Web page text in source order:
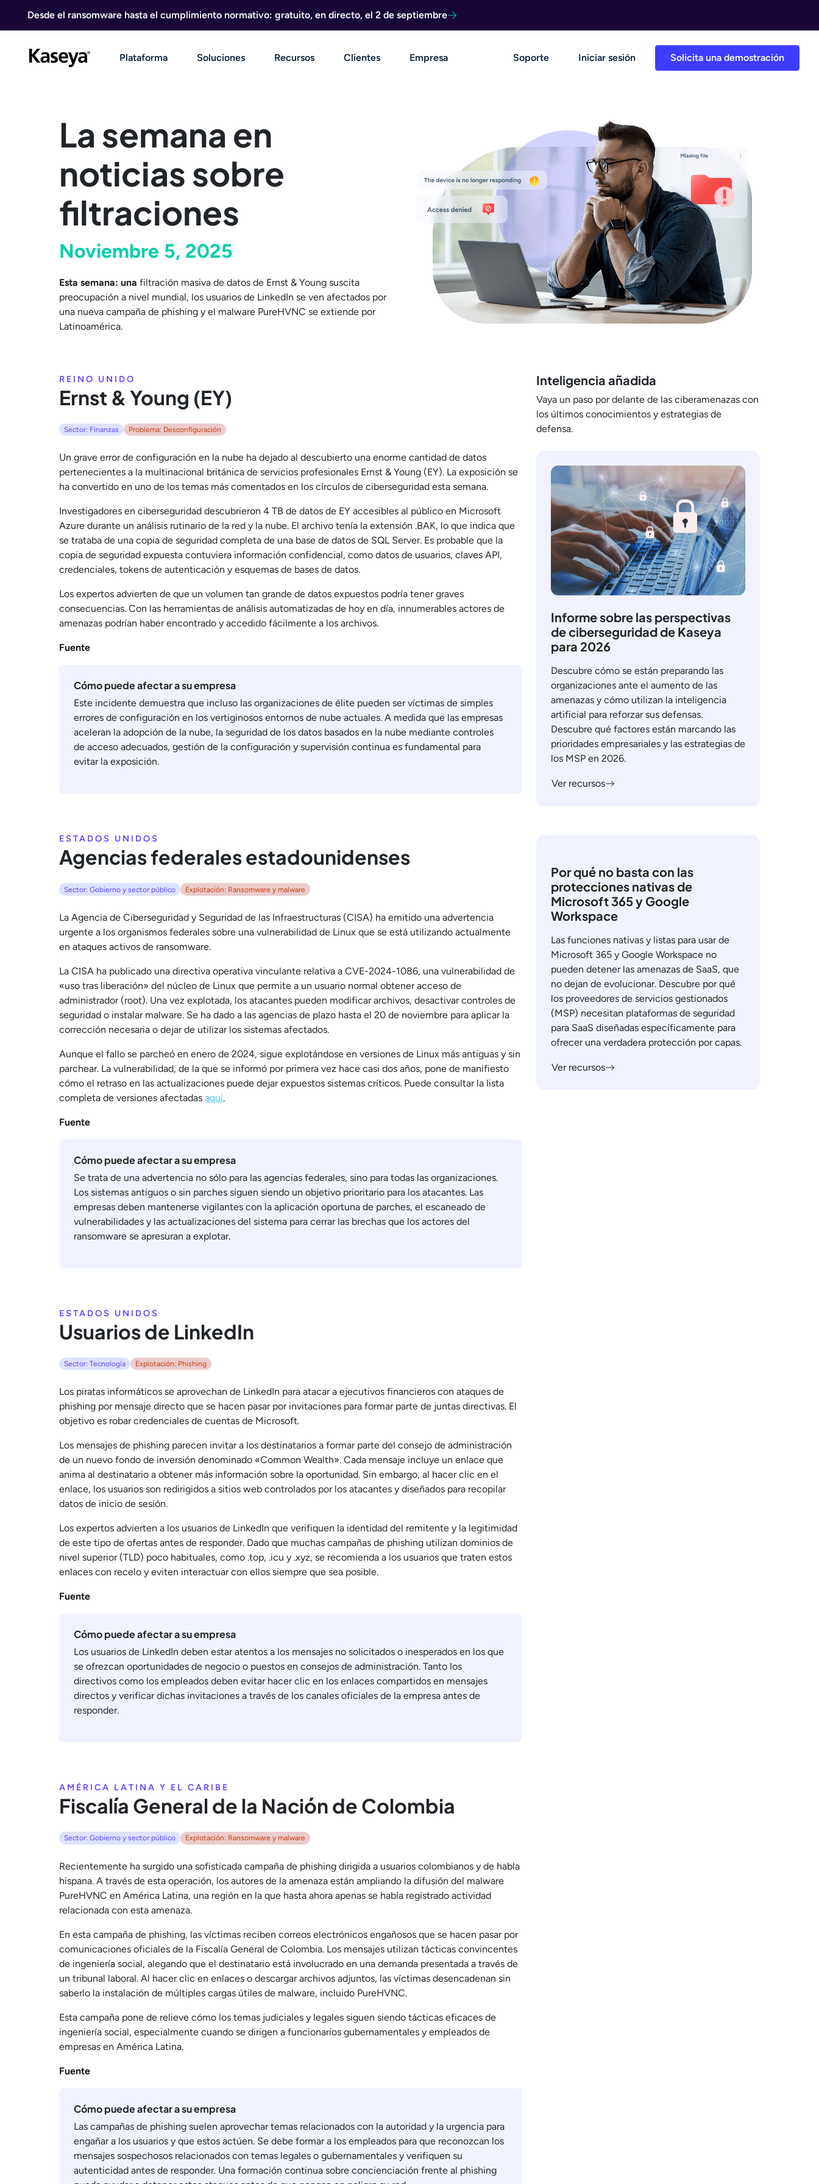
Desde el ransomware hasta el cumplimiento normativo: gratuito, en directo, el 2 de septiembre
Solicita una demostración
Plataforma Soluciones Recursos Clientes Empresa Soporte Iniciar sesión
La semana en
noticias sobre
filtraciones
Noviembre 5, 2025
Esta semana: unafiltración masiva de datos de Ernst & Young suscita
preocupación a nivel mundial, los usuarios de LinkedIn se ven afectados por
una nueva campaña de phishing y el malware PureHVNC se extiende por
Latinoamérica.
REINO UNIDO
Ernst & Young (EY)
Sector: Finanzas Problema: Desconfiguración
Un grave error de configuración en la nube ha dejado al descubierto una enorme cantidad de datos
pertenecientes a la multinacional británica de servicios profesionales Ernst & Young (EY). La exposición se
ha convertido en uno de los temas más comentados en los círculos de ciberseguridad esta semana.
Investigadores en ciberseguridad descubrieron 4 TB de datos de EY accesibles al público en Microsoft
Azure durante un análisis rutinario de la red y la nube. El archivo tenía la extensión .BAK, lo que indica que
se trataba de una copia de seguridad completa de una base de datos de SQL Server. Es probable que la
copia de seguridad expuesta contuviera información confidencial, como datos de usuarios, claves API,
credenciales, tokens de autenticación y esquemas de bases de datos.
Los expertos advierten de que un volumen tan grande de datos expuestos podría tener graves
consecuencias. Con las herramientas de análisis automatizadas de hoy en día, innumerables actores de
amenazas podrían haber encontrado y accedido fácilmente a los archivos.
Fuente
Cómo puede afectar a su empresa
Este incidente demuestra que incluso las organizaciones de élite pueden ser víctimas de simples
errores de configuración en los vertiginosos entornos de nube actuales. A medida que las empresas
aceleran la adopción de la nube, la seguridad de los datos basados en la nube mediante controles
de acceso adecuados, gestión de la configuración y supervisión continua es fundamental para
evitar la exposición.
ESTADOS UNIDOS
Agencias federales estadounidenses
Sector: Gobierno y sector público Explotación: Ransomware y malware
La Agencia de Ciberseguridad y Seguridad de las Infraestructuras (CISA) ha emitido una advertencia
urgente a los organismos federales sobre una vulnerabilidad de Linux que se está utilizando actualmente
en ataques activos de ransomware.
La CISA ha publicado una directiva operativa vinculante relativa a CVE-2024-1086, una vulnerabilidad de
«uso tras liberación» del núcleo de Linux que permite a un usuario normal obtener acceso de
administrador (root). Una vez explotada, los atacantes pueden modificar archivos, desactivar controles de
seguridad o instalar malware. Se ha dado a las agencias de plazo hasta el 20 de noviembre para aplicar la
corrección necesaria o dejar de utilizar los sistemas afectados.
Aunque el fallo se parcheó en enero de 2024, sigue explotándose en versiones de Linux más antiguas y sin
parchear. La vulnerabilidad, de la que se informó por primera vez hace casi dos años, pone de manifiesto
cómo el retraso en las actualizaciones puede dejar expuestos sistemas críticos. Puede consultar la lista
completa de versiones afectadasaquí.
Fuente
Cómo puede afectar a su empresa
Se trata de una advertencia no sólo para las agencias federales, sino para todas las organizaciones.
Los sistemas antiguos o sin parches siguen siendo un objetivo prioritario para los atacantes. Las
empresas deben mantenerse vigilantes con la aplicación oportuna de parches, el escaneado de
vulnerabilidades y las actualizaciones del sistema para cerrar las brechas que los actores del
ransomware se apresuran a explotar.
ESTADOS UNIDOS
Usuarios de LinkedIn
Sector: Tecnología Explotación: Phishing
Los piratas informáticos se aprovechan de LinkedIn para atacar a ejecutivos financieros con ataques de
phishing por mensaje directo que se hacen pasar por invitaciones para formar parte de juntas directivas. El
objetivo es robar credenciales de cuentas de Microsoft.
Los mensajes de phishing parecen invitar a los destinatarios a formar parte del consejo de administración
de un nuevo fondo de inversión denominado «Common Wealth». Cada mensaje incluye un enlace que
anima al destinatario a obtener más información sobre la oportunidad. Sin embargo, al hacer clic en el
enlace, los usuarios son redirigidos a sitios web controlados por los atacantes y diseñados para recopilar
datos de inicio de sesión.
Los expertos advierten a los usuarios de LinkedIn que verifiquen la identidad del remitente y la legitimidad
de este tipo de ofertas antes de responder. Dado que muchas campañas de phishing utilizan dominios de
nivel superior (TLD) poco habituales, como .top, .icu y .xyz, se recomienda a los usuarios que traten estos
enlaces con recelo y eviten interactuar con ellos siempre que sea posible.
Fuente
Cómo puede afectar a su empresa
Los usuarios de LinkedIn deben estar atentos a los mensajes no solicitados o inesperados en los que
se ofrezcan oportunidades de negocio o puestos en consejos de administración. Tanto los
directivos como los empleados deben evitar hacer clic en los enlaces compartidos en mensajes
directos y verificar dichas invitaciones a través de los canales oficiales de la empresa antes de
responder.
AMÉRICA LATINA Y EL CARIBE
Fiscalía General de la Nación de Colombia
Sector: Gobierno y sector público Explotación: Ransomware y malware
Recientemente ha surgido una sofisticada campaña de phishing dirigida a usuarios colombianos y de habla
hispana. A través de esta operación, los autores de la amenaza están ampliando la difusión del malware
PureHVNC en América Latina, una región en la que hasta ahora apenas se había registrado actividad
relacionada con esta amenaza.
En esta campaña de phishing, las víctimas reciben correos electrónicos engañosos que se hacen pasar por
comunicaciones oficiales de la Fiscalía General de Colombia. Los mensajes utilizan tácticas convincentes
de ingeniería social, alegando que el destinatario está involucrado en una demanda presentada a través de
un tribunal laboral. Al hacer clic en enlaces o descargar archivos adjuntos, las víctimas desencadenan sin
saberlo la instalación de múltiples cargas útiles de malware, incluido PureHVNC.
Esta campaña pone de relieve cómo los temas judiciales y legales siguen siendo tácticas eficaces de
ingeniería social, especialmente cuando se dirigen a funcionarios gubernamentales y empleados de
empresas en América Latina.
Fuente
Cómo puede afectar a su empresa
Las campañas de phishing suelen aprovechar temas relacionados con la autoridad y la urgencia para
engañar a los usuarios y que estos actúen. Se debe formar a los empleados para que reconozcan los
mensajes sospechosos relacionados con temas legales o gubernamentales y verifiquen su
autenticidad antes de responder. Una formación continua sobre concienciación frente al phishing
Inteligencia añadida
Vaya un paso por delante de las ciberamenazas con
los últimos conocimientos y estrategias de
defensa.
Informe sobre las perspectivas
de ciberseguridad de Kaseya
para 2026
Descubre cómo se están preparando las
organizaciones ante el aumento de las
amenazas y cómo utilizan la inteligencia
artificial para reforzar sus defensas.
Descubre qué factores están marcando las
prioridades empresariales y las estrategias de
los MSP en 2026.
Ver recursos
Por qué no basta con las
protecciones nativas de
Microsoft 365 y Google
Workspace
Las funciones nativas y listas para usar de
Microsoft 365 y Google Workspace no
pueden detener las amenazas de SaaS, que
no dejan de evolucionar. Descubre por qué
los proveedores de servicios gestionados
(MSP) necesitan plataformas de seguridad
para SaaS diseñadas específicamente para
ofrecer una verdadera protección por capas.
Ver recursos